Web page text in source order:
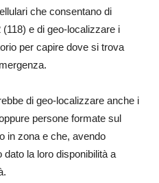
che consentano di
e di geo-localizzare i
per capire dove si trova
di geo-localizzare anche i
persone formate sul
in zona e che, avendo
dato la loro disponibilità a